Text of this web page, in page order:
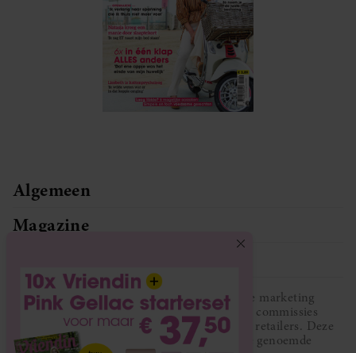
Algemeen
Magazine
Vriendin participeert in diverse affiliate marketing
programma’s, dat houdt in dat Vriendin commissies
ontvangt voor aankopen middels links van retailers. Deze
website wordt niet gesponsord door de genoemde